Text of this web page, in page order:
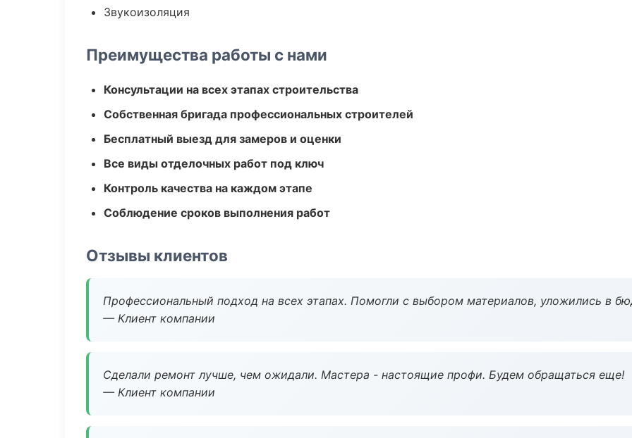
Звукоизоляция
Преимущества работы с нами
Консультации на всех этапах строительства
Собственная бригада профессиональных строителей
Бесплатный выезд для замеров и оценки
Все виды отделочных работ под ключ
Контроль качества на каждом этапе
Соблюдение сроков выполнения работ
Отзывы клиентов
Профессиональный подход на всех этапах. Помогли с выбором материалов, уложились в
— Клиент компании
Сделали ремонт лучше, чем ожидали. Мастера - настоящие профи. Будем обращаться еще!
— Клиент компании